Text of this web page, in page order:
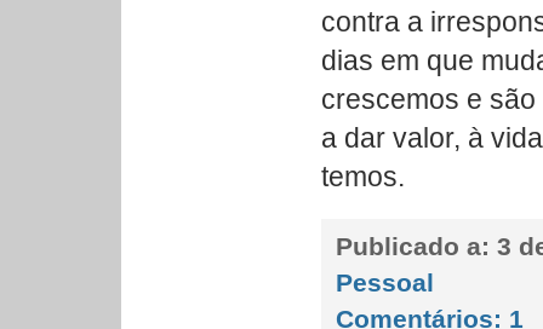
contra a
dias em que
crescemos e
a dar valor, à
temos.
Publicado a: 3
Pessoal
Comentários: 1